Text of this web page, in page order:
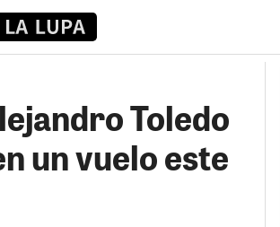
Toledo
un vuelo este